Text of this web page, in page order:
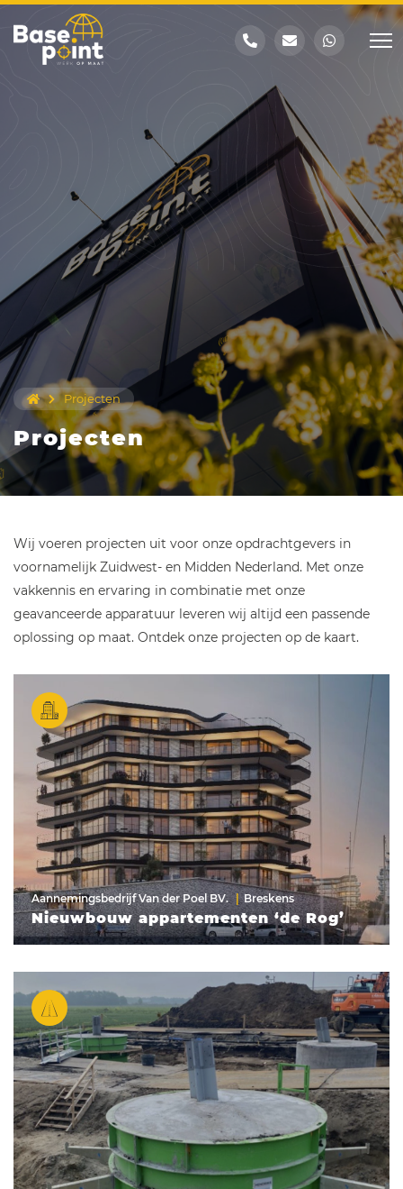
Projecten
Projecten
Wij voeren projecten uit voor onze opdrachtgevers in
voornamelijk Zuidwest- en Midden Nederland. Met onze
vakkennis en ervaring in combinatie met onze
geavanceerde apparatuur leveren wij altijd een passende
oplossing op maat. Ontdek onze projecten op de kaart.
Aannemingsbedrijf Van der Poel BV. Breskens
Nieuwbouw appartementen ‘de Rog’